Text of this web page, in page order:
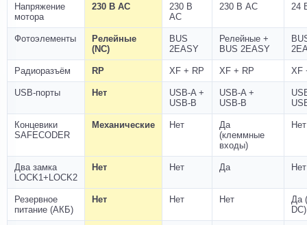
Напряжение
мотора
230 В AC
230 В
AC
230 В AC 24
Фотоэлементы
Релейные
(NC)
BUS
2EASY
Релейные +
BUS 2EASY
Радиоразъём RP XF + RP XF + RP XF
USB-порты Нет
USB-A +
USB-B
USB-A +
USB-B
Концевики
SAFECODER
Механические Нет
Да
(клеммные
входы)
Нет
Два замка
LOCK1+LOCK2
Нет Нет Да Нет
Резервное
питание (АКБ)
Нет Нет Нет
Да
DC)